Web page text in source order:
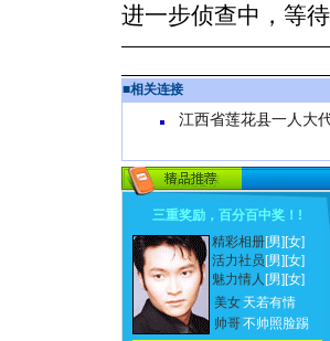
进一步侦查中，等
■相关连接
江西省莲花县一人大
三重奖励，百分百中奖！ !
精彩相册[男] [女]
活力社员 [男] [女]
魅力情人 [男] [女]
美女 天若有情
帅哥不帅照脸踢